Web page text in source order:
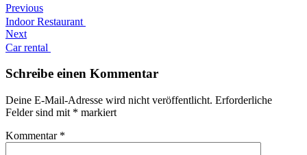
Beitrags-
Navigation
Previous
Indoor Restaurant
Next
Car rental
Schreibe einen Kommentar
Deine E-Mail-Adresse wird nicht veröffentlicht. Erforderliche
Felder sind mit * markiert
Kommentar *